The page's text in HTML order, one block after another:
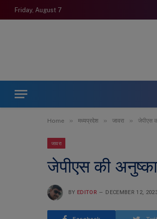
Friday, August 7
Home » मध्यप्रदेश » जावरा » जेपीएस
जावरा
जेपीएस की अनुष्का
BY EDITOR DECEMBER 12,